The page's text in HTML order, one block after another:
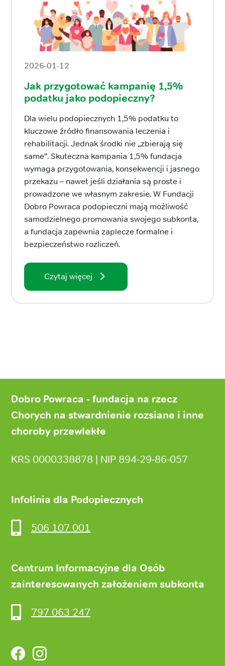
2026-01-12
Jak przygotować kampanię 1,5%
podatku jako podopieczny?
Dla wielu podopiecznych 1,5% podatku to
kluczowe źródło finansowania leczenia i
rehabilitacji. Jednak środki nie „zbierają się
same”. Skuteczna kampania 1,5% fundacja
wymaga przygotowania, konsekwencji i jasnego
przekazu – nawet jeśli działania są proste i
prowadzone we własnym zakresie. W Fundacji
Dobro Powraca podopieczni mają możliwość
samodzielnego promowania swojego subkonta,
a fundacja zapewnia zaplecze formalne i
bezpieczeństwo rozliczeń.
Czytaj więcej
stronyDobro Powraca - fundacja na rzecz
Chorych na stwardnienie rozsiane i inne
choroby przewlekłe
KRS 0000338878 | NIP 894‑29‑86‑057
Infolinia dla Podopiecznych
506 107 001
Centrum Informacyjne dla Osób
zainteresowanych założeniem subkonta
797 063 247
FacebookInstagram